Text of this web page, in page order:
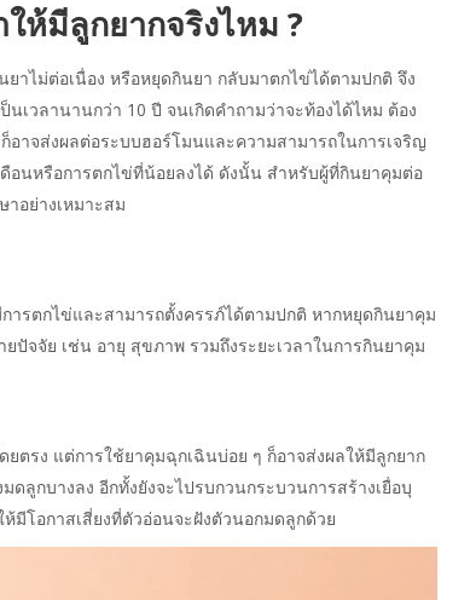
ห้มีลูกยากจริงไหม ?
าไม่ต่อเนื่อง หรือหยุดกินยา กลับมาตกไข่ได้ตามปกติ จึง
วลานานกว่า 10 ปี จนเกิดคำถามว่าจะท้องได้ไหม ต้อง
าจส่งผลต่อระบบฮอร์โมนและความสามารถในการเจริญ
อนหรือการตกไข่ที่น้อยลงได้ ดังนั้น สำหรับผู้ที่กินยาคุมต่อ
อย่างเหมาะสม
ารตกไข่และสามารถตั้งครรภ์ได้ตามปกติ หากหยุดกินยาคุม
ปัจจัย เช่น อายุ สุขภาพ รวมถึงระยะเวลาในการกินยาคุม
ตรง แต่การใช้ยาคุมฉุกเฉินบ่อย ๆ ก็อาจส่งผลให้มีลูกยาก
ดลูกบางลง อีกทั้งยังจะไปรบกวนกระบวนการสร้างเยื่อบุ
มีโอกาสเสี่ยงที่ตัวอ่อนจะฝังตัวนอกมดลูกด้วย